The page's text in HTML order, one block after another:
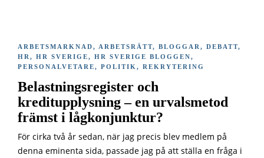
ARBETSMARKNAD, ARBETSRÄTT, BLOGGAR , DEBATT,
HR , HR SVERIGE, HR SVERIGE BLOGGEN,
PERSONALVETARE, POLITIK , REKRYTERING
Belastningsregister och
kreditupplysning – en urvalsmetod
främst i lågkonjunktur?
För cirka två år sedan, när jag precis blev medlem på
denna eminenta sida, passade jag på att ställa en fråga i